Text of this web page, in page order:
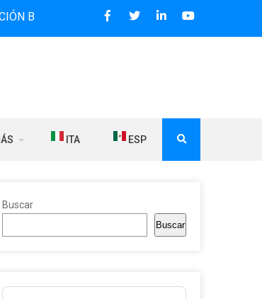
QUE DESDE 2006 DIFUNDE NOTICIAS
ITA ESP
Buscar
Buscar